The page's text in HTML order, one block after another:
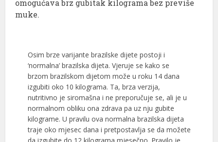
omogućava brz gubitak kilograma bez previše
muke.
Osim brze varijante brazilske dijete postoji i
‘normalna’ brazilska dijeta. Vjeruje se kako se
brzom brazilskom dijetom može u roku 14 dana
izgubiti oko 10 kilograma. Ta, brza verzija,
nutritivno je siromašna i ne preporučuje se, ali je u
normalnom obliku ona zdrava pa uz nju gubite
kilograme. U pravilu ova normalna brazilska dijeta
traje oko mjesec dana i pretpostavlja se da možete